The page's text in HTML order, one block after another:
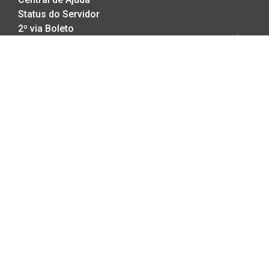
Status do Servidor
2º via Boleto